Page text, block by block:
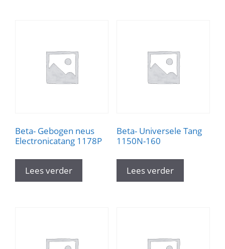
Beta- Gebogen neus
Electronicatang 1178P
Lees verder
Beta- Universele Tang
1150N-160
Lees verder